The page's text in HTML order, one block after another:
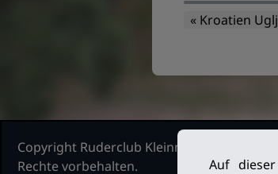
« Kroatien
Copyright Ruderclub Kleinmachnow
Rechte vorbehalten.
Auf